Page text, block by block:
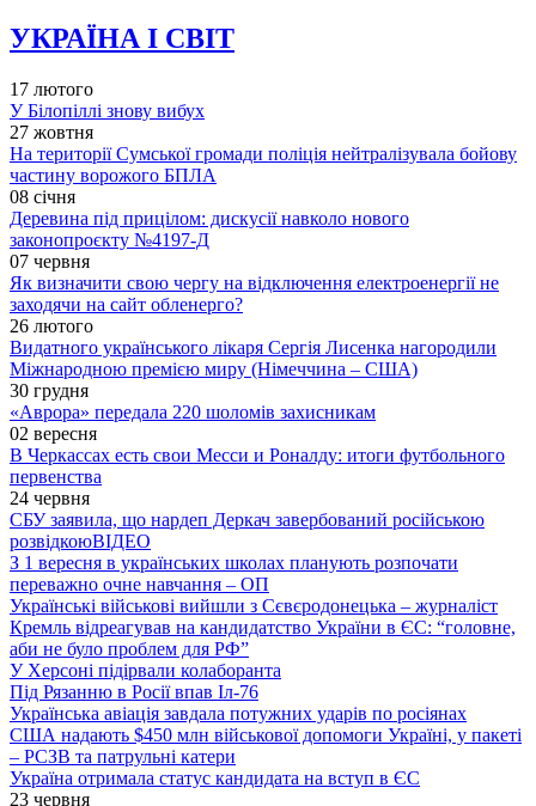
УКРАЇНА І СВІТ
17 лютого
У Білопіллі знову вибух
27 жовтня
На території Сумської громади поліція нейтралізувала бойову
частину ворожого БПЛА
08 січня
Деревина під прицілом: дискусії навколо нового
законопроєкту №4197-Д
07 червня
Як визначити свою чергу на відключення електроенергії не
заходячи на сайт обленерго?
26 лютого
Видатного українського лікаря Сергія Лисенка нагородили
Міжнародною премією миру (Німеччина – США)
30 грудня
«Аврора» передала 220 шоломів захисникам
02 вересня
В Черкассах есть свои Месси и Роналду: итоги футбольного
первенства
24 червня
СБУ заявила, що нардеп Деркач завербований російською
розвідкоюВІДЕО
З 1 вересня в українських школах планують розпочати
переважно очне навчання – ОП
Українські військові вийшли з Сєвєродонецька – журналіст
Кремль відреагував на кандидатство України в ЄС: “головне,
аби не було проблем для РФ”
У Херсоні підірвали колаборанта
Під Рязанню в Росії впав Іл-76
Українська авіація завдала потужних ударів по росіянах
США надають $450 млн військової допомоги Україні, у пакеті
– РСЗВ та патрульні катери
Україна отримала статус кандидата на вступ в ЄС
23 червня